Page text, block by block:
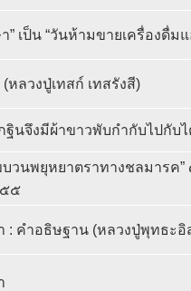
” เป็น “วันห้ามขายเครื่องดื่ม
ลวงปู่เทสก์ เทสรังสี)
ฐินจึงมีผ้าขาวพับกำกับไปกับไ
บวนพยุหยาตราทางชลมารค”
๕
: คำอธิษฐาน (หลวงปู่พุทธะอิ